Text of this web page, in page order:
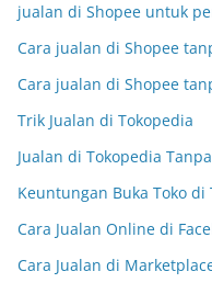
jualan di Shopee untuk
Cara jualan di Shopee
Cara jualan di Shopee
Trik Jualan di Tokopedia
Jualan di Tokopedia
Keuntungan Buka Toko di
Cara Jualan Online di
Cara Jualan di